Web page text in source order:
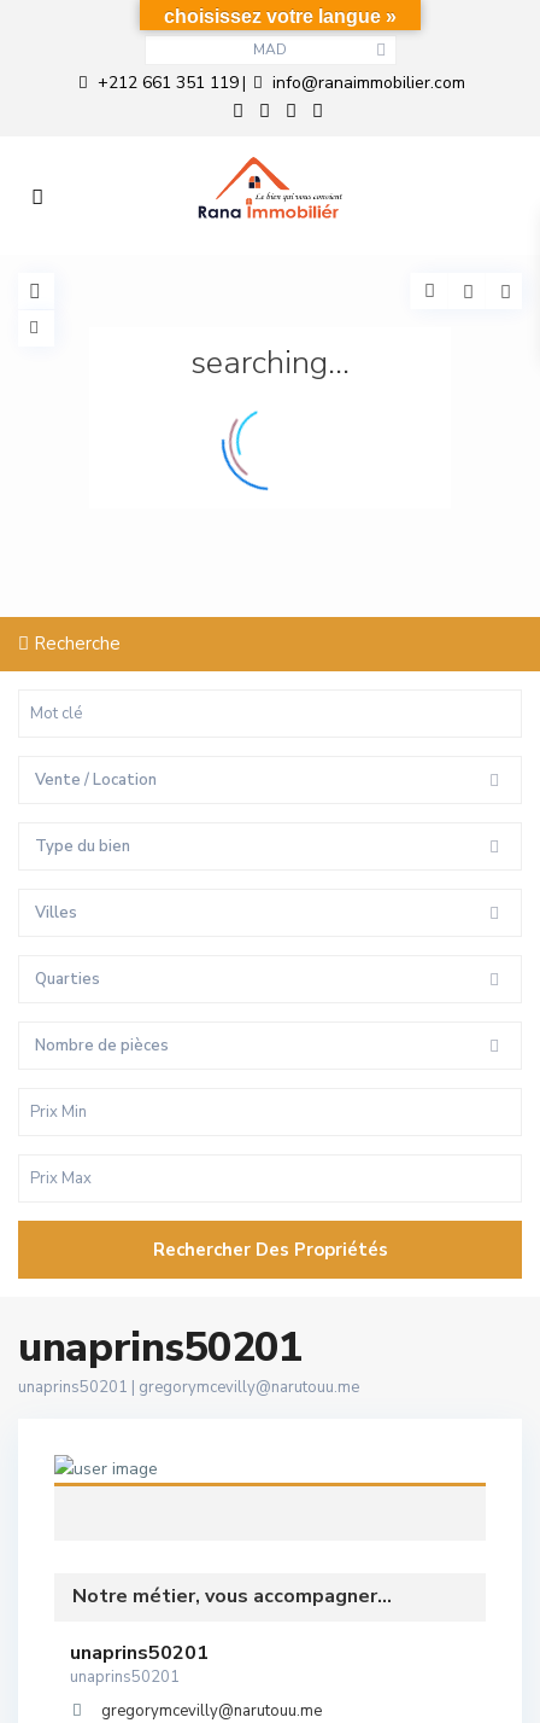
MAD
+212 661 351 119| info@ranaimmobilier.com
searching...
Recherche
Vente / Location
Type du bien
Villes
Quarties
Nombre de pièces
Rechercher Des Propriétés
unaprins50201
unaprins50201 | gregorymcevilly@narutouu.me
Notre métier, vous accompagner...
unaprins50201
unaprins50201
gregorymcevilly@narutouu.me
choisissez votre langue »